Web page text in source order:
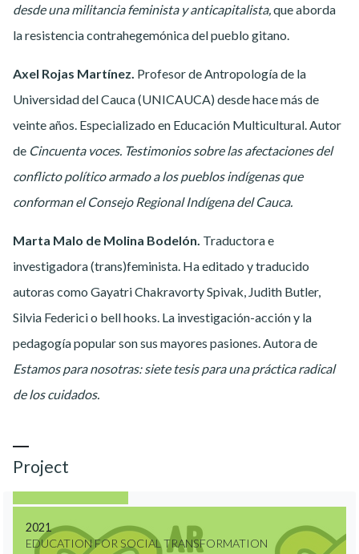
desde una militancia feminista y anticapitalista, que aborda
la resistencia contrahegemónica del pueblo gitano.
Axel Rojas Martínez. Profesor de Antropología de la
Universidad del Cauca (UNICAUCA) desde hace más de
veinte años. Especializado en Educación Multicultural. Autor
de Cincuenta voces. Testimonios sobre las afectaciones del
conflicto político armado a los pueblos indígenas que
conforman el Consejo Regional Indígena del Cauca.
Marta Malo de Molina Bodelón. Traductora e
investigadora (trans)feminista. Ha editado y traducido
autoras como Gayatri Chakravorty Spivak, Judith Butler,
Silvia Federici o bell hooks. La investigación-acción y la
pedagogía popular son sus mayores pasiones. Autora de
Estamos para nosotras: siete tesis para una práctica radical
de los cuidados.
Project
2021
EDUCATION FOR SOCIAL TRANSFORMATION